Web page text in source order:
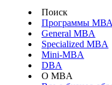
Поиск
Программы МВА
General MBA
Specialized MBA
Mini-MBA
DBA
О MBA